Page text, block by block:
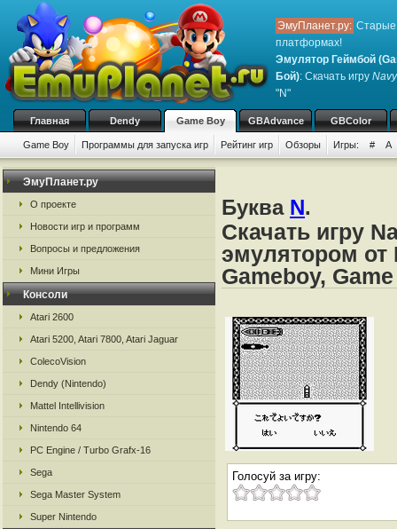
ЭмуПланет.ру: Старые
платформах!
Эмулятор Геймбой
Бой): Скачать игру
"N"
Главная Dendy Game Boy GBAdvance GBColor
Game Boy Программы для запуска игр Рейтинг игр Обзоры Игры: # A
ЭмуПланет.ру
О проекте
Новости игр и программ
Вопросы и предложения
Мини Игры
Консоли
Atari 2600
Atari 5200, Atari 7800, Atari Jaguar
ColecoVision
Dendy (Nintendo)
Mattel Intellivision
Nintendo 64
PC Engine / Turbo Grafx-16
Sega
Sega Master System
Super Nintendo
Буква N.
Скачать игру
эмулятором от
Gameboy,
Голосуй за игру: